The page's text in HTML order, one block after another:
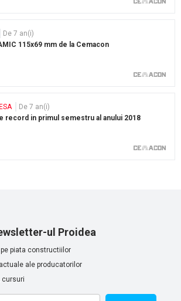
De 7 an(i)
115x69 mm de la Cemacon
De 7 an(i)
record in primul semestru al anului 2018
ul Proidea
piata constructiilor
ale producatorilor
cursuri